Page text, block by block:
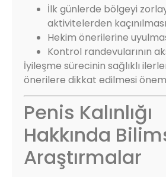
İlk günlerde bölgeyi
aktivitelerden kaçınılması
Hekim önerilerine
Kontrol randevularının
İyileşme sürecinin sağlıklı
önerilere dikkat edilmesi
Penis Kalınlığı
Hakkında
Araştırmalar